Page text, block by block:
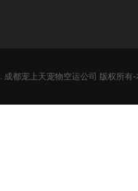
. 成都宠上天宠物空运公司 版权所